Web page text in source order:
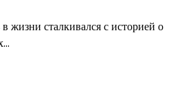
жизни сталкивался с историей о